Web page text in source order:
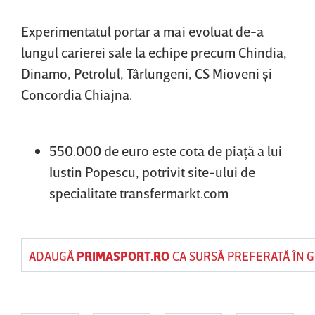
Experimentatul portar a mai evoluat de-a
lungul carierei sale la echipe precum Chindia,
Dinamo, Petrolul, Târlungeni, CS Mioveni şi
Concordia Chiajna.
550.000 de euro este cota de piaţă a lui
Iustin Popescu, potrivit site-ului de
specialitate transfermarkt.com
ADAUGĂ PRIMASPORT.ROCA SURSĂ PREFERATĂ ÎN